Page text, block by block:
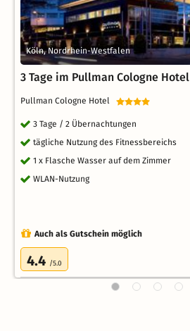
Köln, Nordrhein-Westfalen
3 Tage im Pullman Cologne Hotel
Pullman Cologne Hotel
3 Tage / 2 Übernachtungen
tägliche Nutzung des Fitnessbereichs
1 x Flasche Wasser auf dem Zimmer
WLAN-Nutzung
Auch als Gutschein möglich
4.4 /5.0